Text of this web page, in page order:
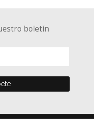
boletín